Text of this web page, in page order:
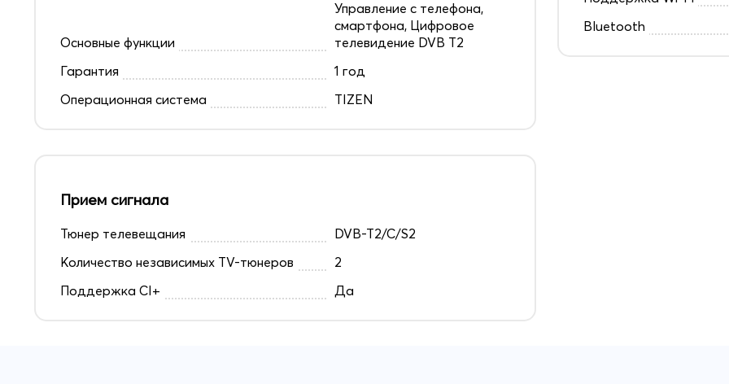
Основные функции
Управление с телефона,
смартфона, Цифровое
телевидение DVB T2
Гарантия
1 год
Операционная система
TIZEN
Прием сигнала
Тюнер телевещания
DVB-T2/C/S2
Количество независимых TV-тюнеров
2
Поддержка CI+
Да
Bluetooth